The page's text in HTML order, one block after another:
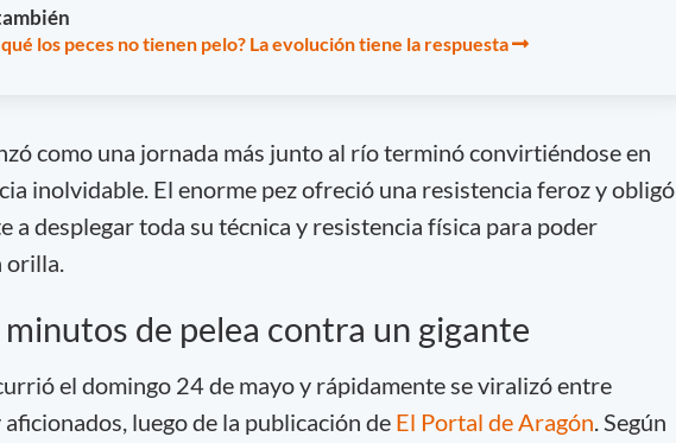
los peces no tienen pelo? La evolución tiene la respuesta
como una jornada más junto al río terminó convirtiéndose en
inolvidable. El enorme pez ofreció una resistencia feroz y obligó
a desplegar toda su técnica y resistencia física para poder
orilla.
de pelea contra un gigante
el domingo 24 de mayo y rápidamente se viralizó entre
aficionados, luego de la publicación de El Portal de Aragón. Según